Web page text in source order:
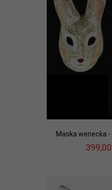
Maska wenecka
399,00